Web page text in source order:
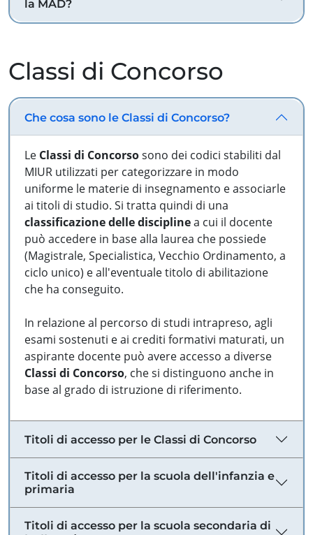
la MAD?
Classi di Concorso
Che cosa sono le Classi di Concorso?
Le Classi di Concorsosono dei codici stabiliti dal
MIUR utilizzati per categorizzare in modo
uniforme le materie di insegnamento e associarle
ai titoli di studio. Si tratta quindi di una
classificazione delle disciplinea cui il docente
può accedere in base alla laurea che possiede
(Magistrale, Specialistica, Vecchio Ordinamento, a
ciclo unico) e all'eventuale titolo di abilitazione
che ha conseguito.
In relazione al percorso di studi intrapreso, agli
esami sostenuti e ai crediti formativi maturati, un
aspirante docente può avere accesso a diverse
Classi di Concorso, che si distinguono anche in
base al grado di istruzione di riferimento.
Titoli di accesso per le Classi di Concorso
Titoli di accesso per la scuola dell'infanzia e
primaria
Titoli di accesso per la scuola secondaria di